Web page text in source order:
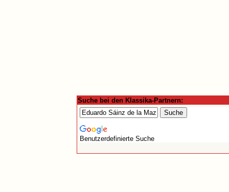
Suche bei den Klassika-Partnern:
Benutzerdefinierte Suche